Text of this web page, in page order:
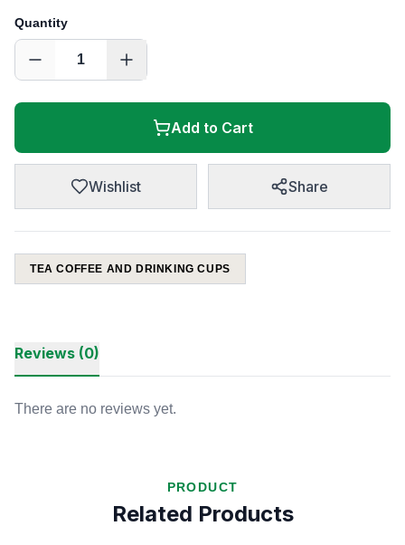
Quantity
1
Add to Cart
Wishlist Share
TEA COFFEE AND DRINKING CUPS
Reviews (0)
There are no reviews yet.
PRODUCT
Related Products